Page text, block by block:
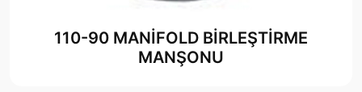
110-90 MANİFOLD BİRLEŞTİRME
MANŞONU